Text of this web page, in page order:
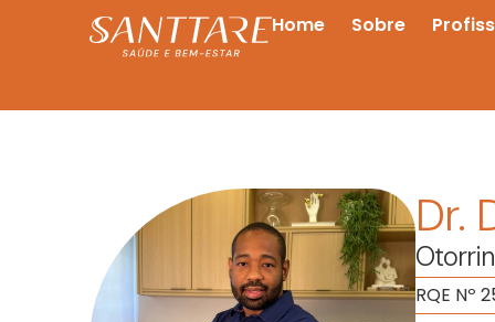
Home Sobre
Dr.
RQE Nº